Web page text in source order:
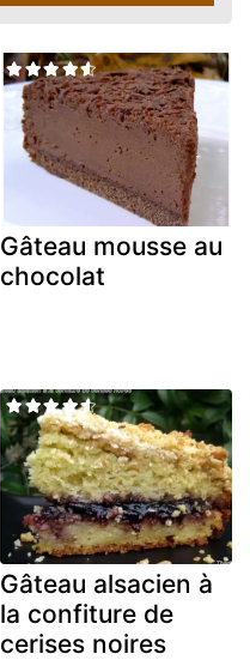
Gâteau mousse au
chocolat
Gâteau alsacien à
la confiture de
cerises noires